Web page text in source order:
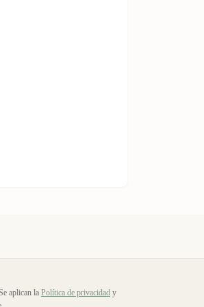
aplican la Política de privacidad y